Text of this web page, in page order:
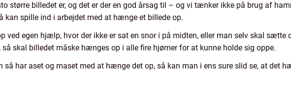
større billedet er, og det er der en god årsag til – og vi tænker ikke på brug af
kan spille ind i arbejdet med at hænge et billede op.
ved egen hjælp, hvor der ikke er sat en snor i på midten, eller man selv skal sætte
skal billedet måske hænges op i alle fire hjørner for at kunne holde sig oppe.
så har aset og maset med at hænge det op, så kan man i ens sure slid se, at det